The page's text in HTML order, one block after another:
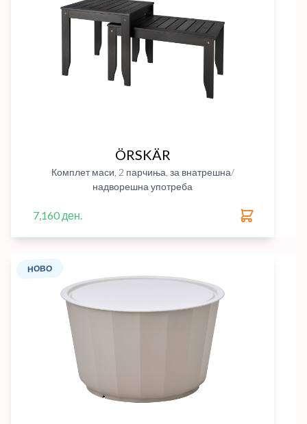
ÖRSKÄR
Комплет маси, 2 парчиња, за внатрешна/
надворешна употреба
7,160 ден.
НОВО